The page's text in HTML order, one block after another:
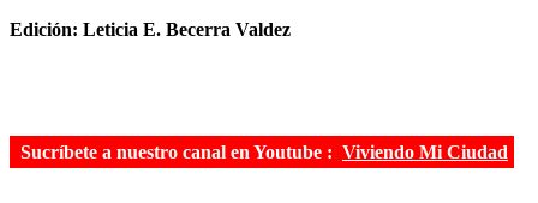
Edición: Leticia E. Becerra Valdez
Sucríbete a nuestro canal en Youtube : Viviendo Mi Ciudad